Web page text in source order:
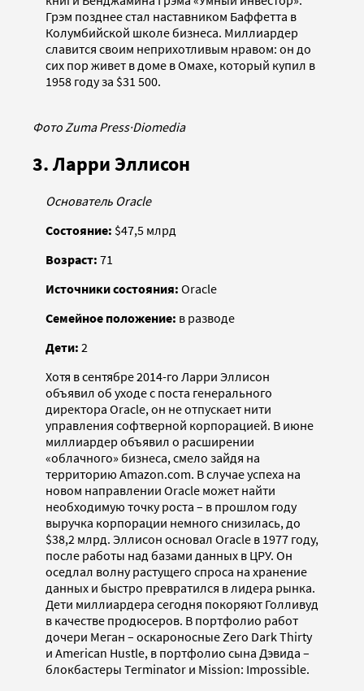
Грэм позднее стал наставником Баффетта в
Колумбийской школе бизнеса. Миллиардер
славится своим неприхотливым нравом: он до
сих пор живет в доме в Омахе, который купил в
1958 году за $31 500.
Фото Zuma Press·Diomedia
3. Ларри Эллисон
Основатель Oracle
Состояние: $47,5 млрд
Возраст: 71
Источники состояния: Oracle
Семейное положение: в разводе
Дети: 2
Хотя в сентябре 2014-го Ларри Эллисон
объявил об уходе с поста генерального
директора Oracle, он не отпускает нити
управления софтверной корпорацией. В июне
миллиардер объявил о расширении
«облачного» бизнеса, смело зайдя на
территорию Amazon.com. В случае успеха на
новом направлении Oracle может найти
необходимую точку роста – в прошлом году
выручка корпорации немного снизилась, до
$38,2 млрд. Эллисон основал Oracle в 1977 году,
после работы над базами данных в ЦРУ. Он
оседлал волну растущего спроса на хранение
данных и быстро превратился в лидера рынка.
Дети миллиардера сегодня покоряют Голливуд
в качестве продюсеров. В портфолио работ
дочери Меган – оскароносные Zero Dark Thirty
и American Hustle, в портфолио сына Дэвида –
блокбастеры Terminator и Mission: Impossible.